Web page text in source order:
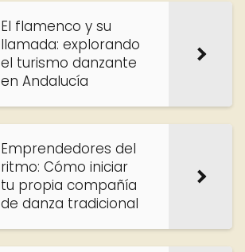
El flamenco y su
llamada: explorando
el turismo danzante
en Andalucía
Emprendedores del
ritmo: Cómo iniciar
tu propia compañía
de danza tradicional